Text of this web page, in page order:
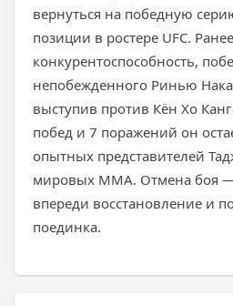
вернуться на победную
позиции в ростере UFC.
конкурентоспособность,
непобежденного Ринью
выступив против Кён Хо
побед и 7 поражений он
опытных представителей
мировых ММА. Отмена боя —
впереди восстановление и
поединка.